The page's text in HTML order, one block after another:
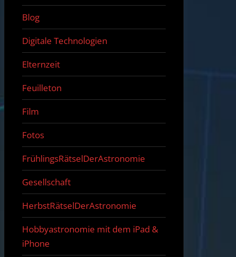
Blog
Digitale Technologien
Elternzeit
Feuilleton
Film
Fotos
FrühlingsRätselDerAstronomie
Gesellschaft
HerbstRätselDerAstronomie
Hobbyastronomie mit dem iPad &
iPhone